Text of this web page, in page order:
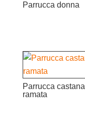
Parrucca donna
Parrucca castana
ramata